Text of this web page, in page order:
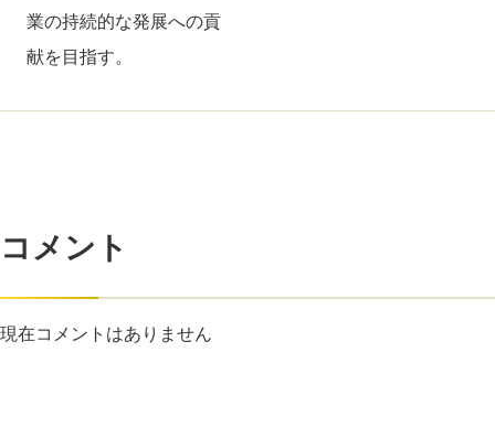
業の持続的な発展への貢
献を目指す。
コメント
現在コメントはありません